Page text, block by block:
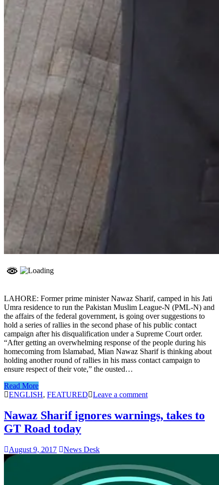
LAHORE: Former prime minister Nawaz Sharif, camped in his Jati
Umra residence to run the Pakistan Muslim League-N (PML-N) and
the affairs of the federal government, is going over suggestions to
hold a series of rallies in the second phase of his public contact
campaign after his disqualification under a Supreme Court order.
“After getting an overwhelming response of the people during his
homecoming from Islamabad, Mian Nawaz Sharif is thinking about
holding another round of rallies in his mass contact campaign to
ensure respect of their vote,” the ousted…
Read More
ENGLISH, FEATURED Leave a comment
Nawaz Sharif ignores warnings, takes to
GT Road today
August 9, 2017 News Desk